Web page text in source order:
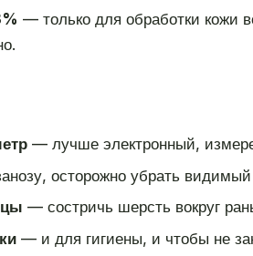
— только для обработки кожи
— лучше электронный,
осторожно убрать видимый
— состричь шерсть вокруг
— и для гигиены, и чтобы не